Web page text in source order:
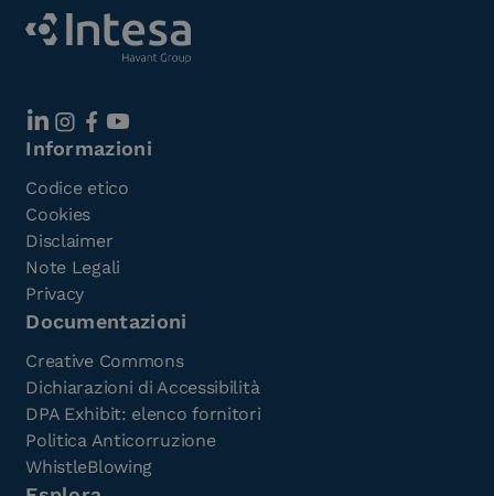
Informazioni
Codice etico
Cookies
Disclaimer
Note Legali
Privacy
Documentazioni
Creative Commons
Dichiarazioni di Accessibilità
DPA Exhibit: elenco fornitori
Politica Anticorruzione
WhistleBlowing